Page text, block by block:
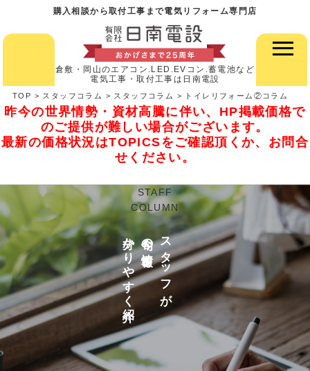
購入相談から取付工事まで電気リフォーム専門店
倉敷・岡山のエアコン.LED.EVコン.蓄電池など
電気工事・取付工事は日南電設
TOP > スタッフコラム > スタッフコラム > トイレリフォーム②コラム
昨今の世界情勢・資材高騰に伴い、HP掲載価格で
のご提供が難しい場合がございます。
最新の価格状況はTOPICSをご確認頂くか、お問合
せください。
スタッフが
今旬の情報を
分かりやすく紹介
STAFF
COLUMN